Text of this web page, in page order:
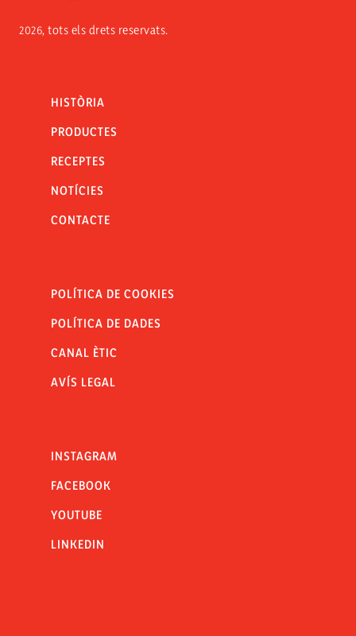
2026, tots els drets reservats.
HISTÒRIA
PRODUCTES
RECEPTES
NOTÍCIES
CONTACTE
POLÍTICA DE COOKIES
POLÍTICA DE DADES
CANAL ÈTIC
AVÍS LEGAL
INSTAGRAM
FACEBOOK
YOUTUBE
LINKEDIN